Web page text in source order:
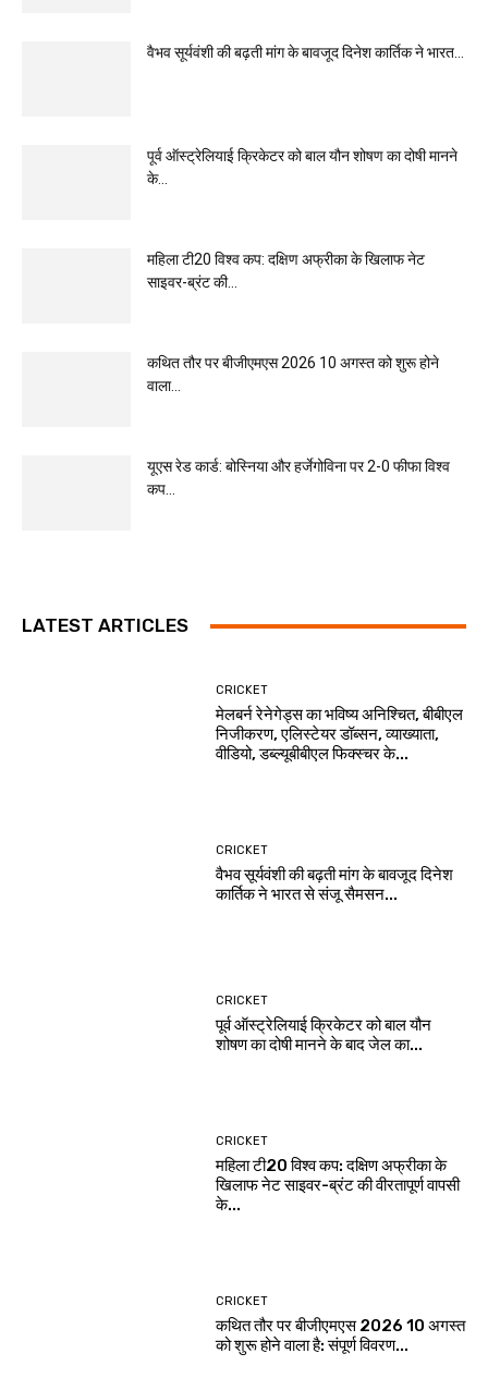
वैभव सूर्यवंशी की बढ़ती मांग के बावजूद दिनेश कार्तिक ने भारत...
पूर्व ऑस्ट्रेलियाई क्रिकेटर को बाल यौन शोषण का दोषी मानने
के...
महिला टी20 विश्व कप: दक्षिण अफ्रीका के खिलाफ नेट
साइवर-ब्रंट की...
कथित तौर पर बीजीएमएस 2026 10 अगस्त को शुरू होने
वाला...
यूएस रेड कार्ड: बोस्निया और हर्जेगोविना पर 2-0 फीफा विश्व
कप...
LATEST ARTICLES
CRICKET
मेलबर्न रेनेगेड्स का भविष्य अनिश्चित, बीबीएल
निजीकरण, एलिस्टेयर डॉब्सन, व्याख्याता,
वीडियो, डब्ल्यूबीबीएल फिक्स्चर के...
CRICKET
वैभव सूर्यवंशी की बढ़ती मांग के बावजूद दिनेश
कार्तिक ने भारत से संजू सैमसन...
CRICKET
पूर्व ऑस्ट्रेलियाई क्रिकेटर को बाल यौन
शोषण का दोषी मानने के बाद जेल का...
CRICKET
महिला टी20 विश्व कप: दक्षिण अफ्रीका के
खिलाफ नेट साइवर-ब्रंट की वीरतापूर्ण वापसी
के...
CRICKET
कथित तौर पर बीजीएमएस 2026 10 अगस्त
को शुरू होने वाला है: संपूर्ण विवरण...